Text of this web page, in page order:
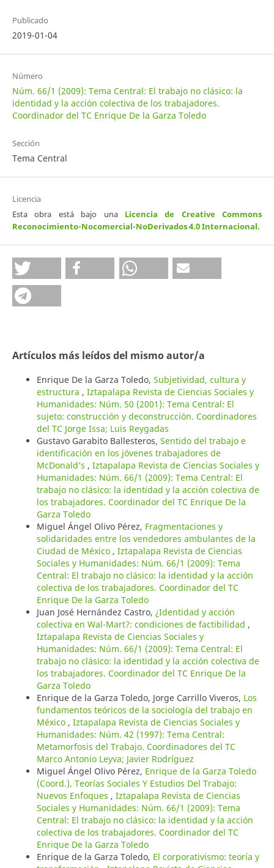
Publicado
2019-01-04
Número
Núm. 66/1 (2009): Tema Central: El trabajo no clásico: la
identidad y la acción colectiva de los trabajadores.
Coordinador del TC Enrique De la Garza Toledo
Sección
Tema Central
Licencia
Esta obra está bajo una Licencia de Creative Commons
Reconocimiento-Nocomercial-NoDerivados 4.0 Internacional.
Artículos más leídos del mismo autor/a
Enrique De la Garza Toledo, Subjetividad, cultura y
estructura , Iztapalapa Revista de Ciencias Sociales y
Humanidades: Núm. 50 (2001): Tema Central: El
sujeto: construcción y deconstrucción. Coordinadores
del TC Jorge Issa; Luis Reygadas
Gustavo Garabito Ballesteros, Sentido del trabajo e
identificación en los jóvenes trabajadores de
McDonald’s , Iztapalapa Revista de Ciencias Sociales y
Humanidades: Núm. 66/1 (2009): Tema Central: El
trabajo no clásico: la identidad y la acción colectiva de
los trabajadores. Coordinador del TC Enrique De la
Garza Toledo
Miguel Ángel Olivo Pérez, Fragmentaciones y
solidaridades entre los vendedores ambulantes de la
Ciudad de México , Iztapalapa Revista de Ciencias
Sociales y Humanidades: Núm. 66/1 (2009): Tema
Central: El trabajo no clásico: la identidad y la acción
colectiva de los trabajadores. Coordinador del TC
Enrique De la Garza Toledo
Juan José Hernández Castro, ¿Identidad y acción
colectiva en Wal-Mart?: condiciones de factibilidad ,
Iztapalapa Revista de Ciencias Sociales y
Humanidades: Núm. 66/1 (2009): Tema Central: El
trabajo no clásico: la identidad y la acción colectiva de
los trabajadores. Coordinador del TC Enrique De la
Garza Toledo
Enrique de la Garza Toledo, Jorge Carrillo Viveros, Los
fundamentos teóricos de la sociología del trabajo en
México , Iztapalapa Revista de Ciencias Sociales y
Humanidades: Núm. 42 (1997): Tema Central:
Metamorfosis del Trabajo. Coordinadores del TC
Marco Antonio Leyva; Javier Rodríguez
Miguel Ángel Olivo Pérez, Enrique de la Garza Toledo
(Coord.), Teorías Sociales Y Estudios Del Trabajo:
Nuevos Enfoques , Iztapalapa Revista de Ciencias
Sociales y Humanidades: Núm. 66/1 (2009): Tema
Central: El trabajo no clásico: la identidad y la acción
colectiva de los trabajadores. Coordinador del TC
Enrique De la Garza Toledo
Enrique de la Garza Toledo, El corporativismo: teoría y